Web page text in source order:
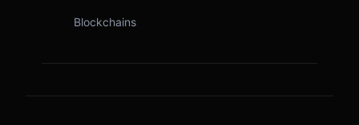
Blockchains